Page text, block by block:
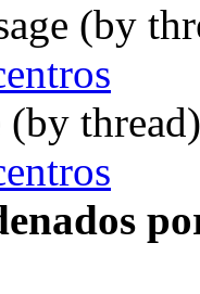
(by
(by